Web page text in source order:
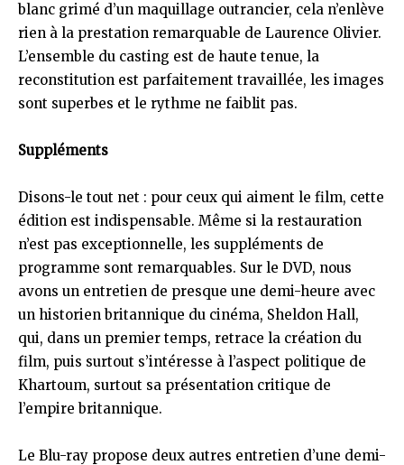
blanc grimé d’un maquillage outrancier, cela n’enlève
rien à la prestation remarquable de Laurence Olivier.
L’ensemble du casting est de haute tenue, la
reconstitution est parfaitement travaillée, les images
sont superbes et le rythme ne faiblit pas.
Suppléments
Disons-le tout net : pour ceux qui aiment le film, cette
édition est indispensable. Même si la restauration
n’est pas exceptionnelle, les suppléments de
programme sont remarquables. Sur le DVD, nous
avons un entretien de presque une demi-heure avec
un historien britannique du cinéma, Sheldon Hall,
qui, dans un premier temps, retrace la création du
film, puis surtout s’intéresse à l’aspect politique de
Khartoum, surtout sa présentation critique de
l’empire britannique.
Le Blu-ray propose deux autres entretien d’une demi-